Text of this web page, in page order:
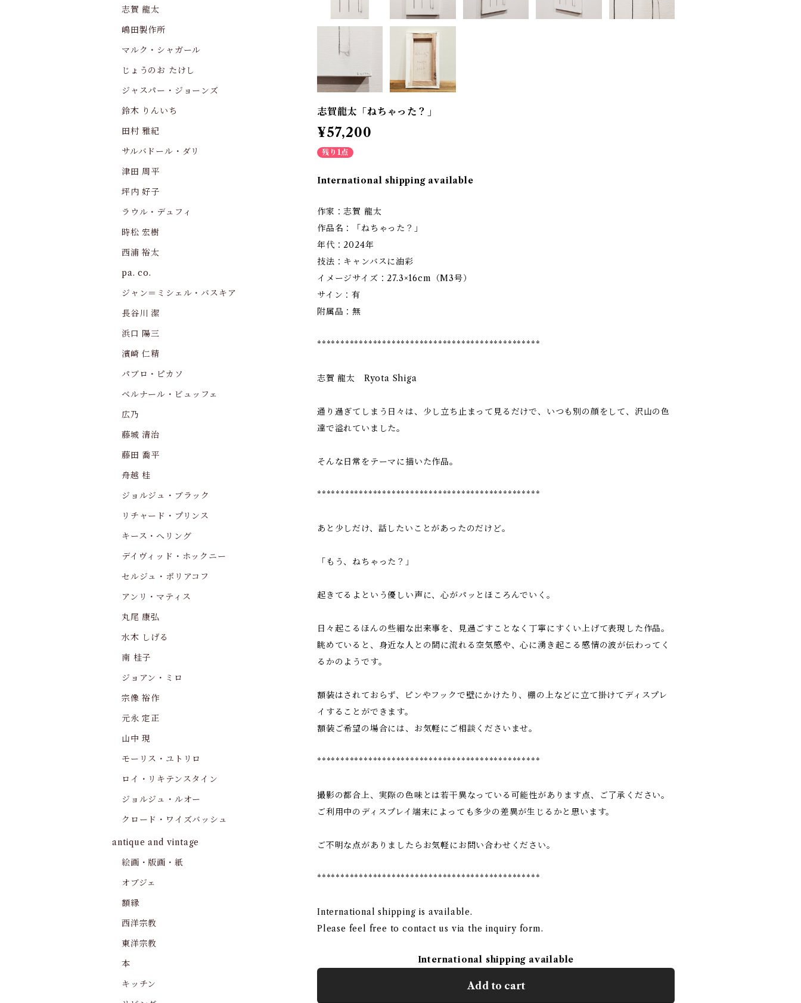
志賀龍太「ねちゃった？」
¥57,200
残り1点
International shipping available
作家：志賀 龍太
作品名：「ねちゃった？」
年代：2024年
技法：キャンバスに油彩
イメージサイズ：27.3×16cm（M3号）
サイン：有
附属品：無
************************************************
志賀 龍太 Ryota Shiga
通り過ぎてしまう日々は、少し立ち止まって見るだけで、いつも別の顔をして、沢山の色
達で溢れていました。
そんな日常をテーマに描いた作品。
************************************************
あと少しだけ、話したいことがあったのだけど。
「もう、ねちゃった？」
起きてるよという優しい声に、心がパッとほころんでいく。
日々起こるほんの些細な出来事を、見過ごすことなく丁寧にすくい上げて表現した作品。
眺めていると、身近な人との間に流れる空気感や、心に湧き起こる感情の波が伝わってく
るかのようです。
額装はされておらず、ピンやフックで壁にかけたり、棚の上などに立て掛けてディスプレ
イすることができます。
額装ご希望の場合には、お気軽にご相談くださいませ。
************************************************
撮影の都合上、実際の色味とは若干異なっている可能性があります点、ご了承ください。
ご利用中のディスプレイ端末によっても多少の差異が生じるかと思います。
ご不明な点がありましたらお気軽にお問い合わせください。
************************************************
International shipping is available.
Please feel free to contact us via the inquiry form.
International shipping available
Add to cart
志賀 龍太
嶋田製作所
マルク・シャガール
じょうのお たけし
ジャスパー・ジョーンズ
鈴木 りんいち
田村 雅紀
サルバドール・ダリ
津田 周平
坪内 好子
ラウル・デュフィ
時松 宏樹
西浦 裕太
pa. co.
ジャン＝ミシェル・バスキア
長谷川 潔
浜口 陽三
濱崎 仁精
パブロ・ピカソ
ベルナール・ビュッフェ
広乃
藤城 清治
藤田 喬平
舟越 桂
ジョルジュ・ブラック
リチャード・プリンス
キース・へリング
デイヴィッド・ホックニー
セルジュ・ポリアコフ
アンリ・マティス
丸尾 康弘
水木 しげる
南 桂子
ジョアン・ミロ
宗像 裕作
元永 定正
山中 現
モーリス・ユトリロ
ロイ・リキテンスタイン
ジョルジュ・ルオー
クロード・ワイズバッシュ
antique and vintage
絵画・版画・紙
オブジェ
額縁
西洋宗教
東洋宗教
本
キッチン